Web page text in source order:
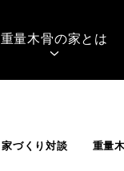
重量木骨の家とは
家づくり対談 重量